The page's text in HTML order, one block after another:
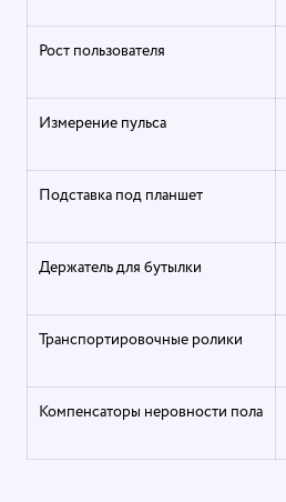
Рост пользователя
Измерение пульса
Подставка под планшет
Держатель для бутылки
Транспортировочные ролики
Компенсаторы неровности пола